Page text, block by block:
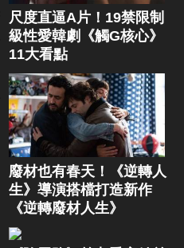
尺度直逼A片！19禁限制
級性愛韓劇《觸G核心》
11大看點
廢材也有春天！《逆轉人
生》導演搭檔打造新作
《逆轉廢材人生》